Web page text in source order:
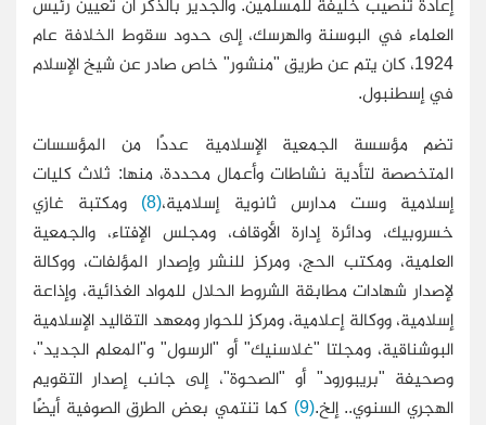
إعادة تنصيب خليفة للمسلمين. والجدير بالذكر أن تعيين رئيس
العلماء في البوسنة والهرسك، إلى حدود سقوط الخلافة عام
1924، كان يتم عن طريق "منشور" خاص صادر عن شيخ الإسلام
في إسطنبول.
تضم مؤسسة الجمعية الإسلامية عددًا من المؤسسات
المتخصصة لتأدية نشاطات وأعمال محددة، منها: ثلاث كليات
إسلامية وست مدارس ثانوية إسلامية،(8)
ومكتبة غازي
خسروبيك، ودائرة إدارة الأوقاف، ومجلس الإفتاء، والجمعية
العلمية، ومكتب الحج، ومركز للنشر وإصدار المؤلفات، ووكالة
لإصدار شهادات مطابقة الشروط الحلال للمواد الغذائية، وإذاعة
إسلامية، ووكالة إعلامية، ومركز للحوار ومعهد التقاليد الإسلامية
البوشناقية، ومجلتا "غلاسنيك" أو "الرسول" و"المعلم الجديد"،
وصحيفة "بريبورود" أو "الصحوة"، إلى جانب إصدار التقويم
الهجري السنوي.. إلخ.(9)
كما تنتمي بعض الطرق الصوفية أيضًا